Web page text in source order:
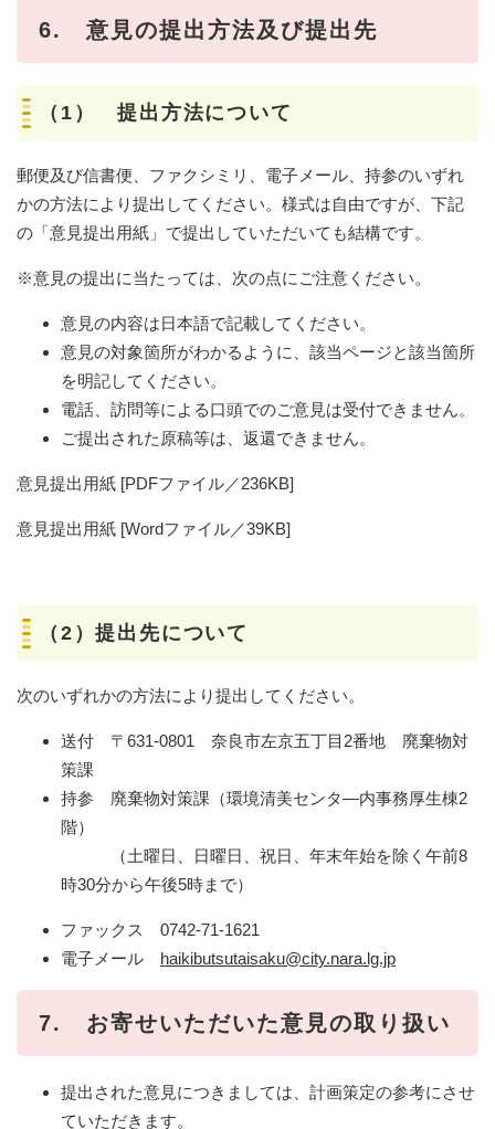
6. 意見の提出方法及び提出先
（1） 提出方法について
郵便及び信書便、ファクシミリ、電子メール、持参のいずれ
かの方法により提出してください。様式は自由ですが、下記
の「意見提出用紙」で提出していただいても結構です。
※意見の提出に当たっては、次の点にご注意ください。
意見の内容は日本語で記載してください。
意見の対象箇所がわかるように、該当ページと該当箇所
を明記してください。
電話、訪問等による口頭でのご意見は受付できません。
ご提出された原稿等は、返還できません。
意見提出用紙 [PDFファイル／236KB]
意見提出用紙 [Wordファイル／39KB]
（2）提出先について
次のいずれかの方法により提出してください。
送付 〒631-0801 奈良市左京五丁目2番地 廃棄物対
策課
持参 廃棄物対策課（環境清美センタ―内事務厚生棟2
階）
（土曜日、日曜日、祝日、年末年始を除く午前8
時30分から午後5時まで）
ファックス 0742-71-1621
電子メール haikibutsutaisaku@city.nara.lg.jp
7. お寄せいただいた意見の取り扱い
提出された意見につきましては、計画策定の参考にさせ
ていただきます。